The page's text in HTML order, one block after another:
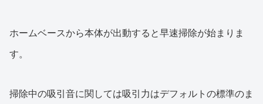
ホームベースから本体が出動すると早速掃除が始まりま
す。
掃除中の吸引音に関しては吸引力はデフォルトの標準のま